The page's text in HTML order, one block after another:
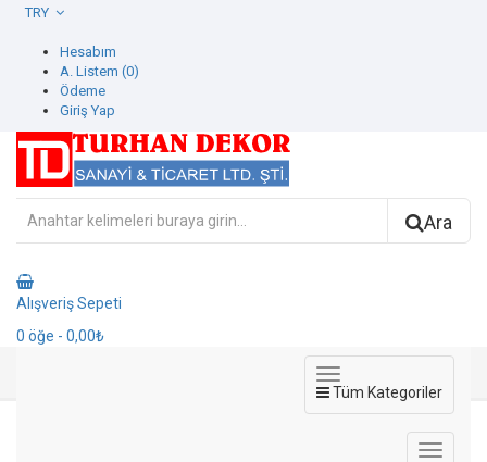
Hesabım
A. Listem (0)
Ödeme
Giriş Yap
Ara
Alışveriş Sepeti
0 öğe - 0,00₺
Tüm Kategoriler